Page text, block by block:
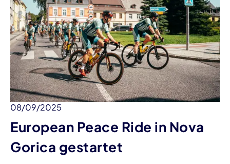
08/09/2025
European Peace Ride in Nova
Gorica gestartet